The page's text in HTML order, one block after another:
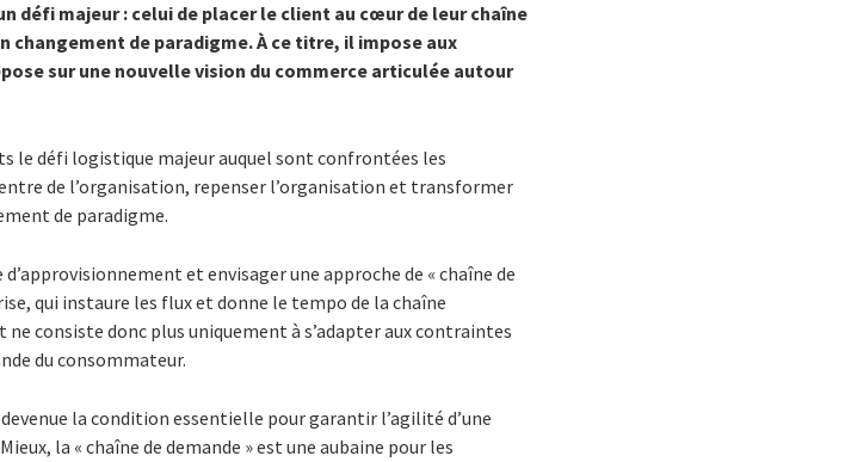
majeur : celui de placer le client au cœur de leur chaîne
changement de paradigme. À ce titre, il impose aux
sur une nouvelle vision du commerce articulée autour
le défi logistique majeur auquel sont confrontées les
de l’organisation, repenser l’organisation et transformer
de paradigme.
et envisager une approche de « chaîne de
qui instaure les flux et donne le tempo de la chaîne
consiste donc plus uniquement à s’adapter aux contraintes
du consommateur.
la condition essentielle pour garantir l’agilité d’une
la « chaîne de demande » est une aubaine pour les